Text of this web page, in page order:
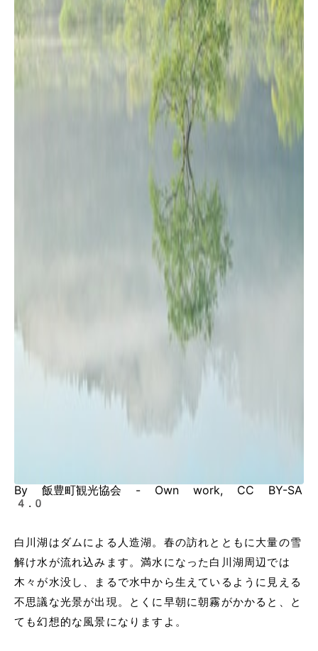
By 飯豊町観光協会 - Own work, CC BY-SA
4.0
白川湖はダムによる人造湖。春の訪れとともに大量の雪
解け水が流れ込みます。満水になった白川湖周辺では
木々が水没し、まるで水中から生えているように見える
不思議な光景が出現。とくに早朝に朝霧がかかると、と
ても幻想的な風景になりますよ。